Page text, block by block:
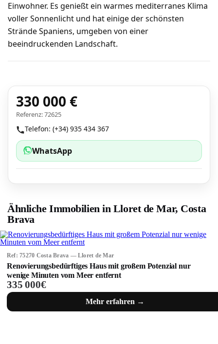
Einwohner. Es genießt ein warmes mediterranes Klima
voller Sonnenlicht und hat einige der schönsten
Strände Spaniens, umgeben von einer
beeindruckenden Landschaft.
330 000 €
Referenz: 72625
Telefon: (+34) 935 434 367
WhatsApp
Ähnliche Immobilien in Lloret de Mar, Costa
Brava
Ref: 75270 Costa Brava — Lloret de Mar
Renovierungsbedürftiges Haus mit großem Potenzial nur
wenige Minuten vom Meer entfernt
335 000€
Mehr erfahren →